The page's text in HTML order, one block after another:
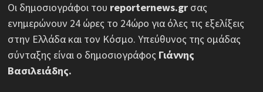
Οι δημοσιογράφοι του reporternews.gr σας
ενημερώνουν 24 ώρες το 24ώρο για όλες τις εξελίξεις
στην Ελλάδα και τον Κόσμο. Υπεύθυνος της ομάδας
σύνταξης είναι ο δημοσιογράφος Γιάννης
Βασιλειάδης.